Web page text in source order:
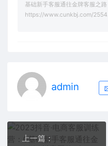
基础新手客服通往金牌客服之路
https://www.cunkbj.com/
admin
上一篇：